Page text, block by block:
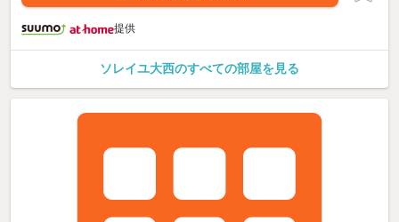
提供
ソレイユ大西のすべての部屋を見る